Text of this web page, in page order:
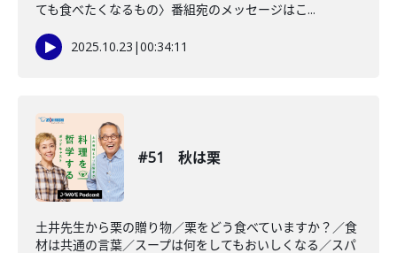
ても食べたくなるもの〉番組宛のメッセージはこ...
2025.10.23 |00:34:11
#51 秋は栗
土井先生から栗の贈り物／栗をどう食べていますか？／食
材は共通の言葉／スープは何をしてもおいしくなる／スパ